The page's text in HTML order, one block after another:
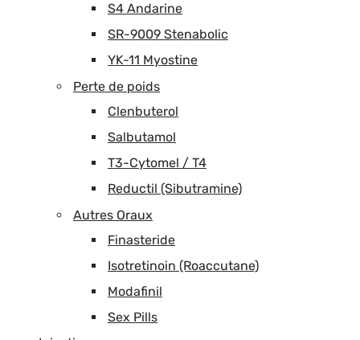
S4 Andarine
SR-9009 Stenabolic
YK-11 Myostine
Perte de poids
Clenbuterol
Salbutamol
T3-Cytomel / T4
Reductil (Sibutramine)
Autres Oraux
Finasteride
Isotretinoin (Roaccutane)
Modafinil
Sex Pills